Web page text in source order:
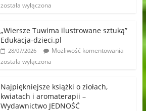
została wyłączona
„Wiersze Tuwima ilustrowane sztuką”
Edukacja-dzieci.pl
28/07/2026
Możliwość komentowania
została wyłączona
Najpiękniejsze książki o ziołach,
kwiatach i aromaterapii –
Wydawnictwo JEDNOŚĆ